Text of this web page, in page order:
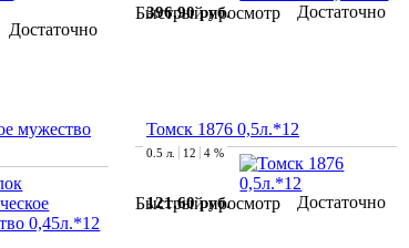
Достаточно
Быстрый просмотр
396.90 руб. Достаточно
мужество
Томск 1876 0,5л.*12
Быстрый просмотр
0.5 л. 12 4 %
121.60 руб. Достаточно